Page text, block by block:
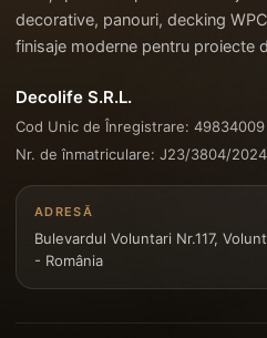
decorative, panouri, decking
finisaje moderne pentru proiecte
Decolife S.R.L.
Cod Unic de Înregistrare: 49834009
Nr. de înmatriculare: J23/3804/2024
ADRESĂ
Bulevardul Voluntari Nr.117,
- România